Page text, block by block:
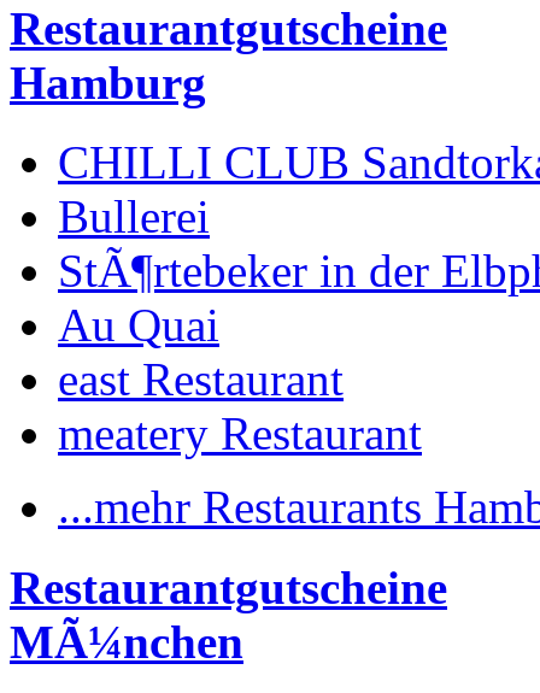
Restaurantgutscheine
Hamburg
CHILLI CLUB
Bullerei
StÃ¶rtebeker in der
Au Quai
east Restaurant
meatery Restaurant
...mehr Restaurants
Restaurantgutscheine
MÃ¼nchen